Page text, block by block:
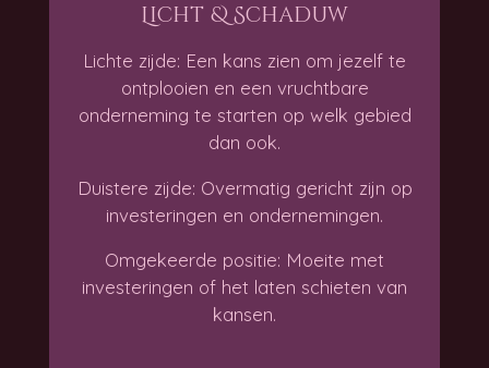
Licht & Schaduw
Lichte zijde: Een kans zien om jezelf te
ontplooien en een vruchtbare
onderneming te starten op welk gebied
dan ook.
Duistere zijde: Overmatig gericht zijn op
investeringen en ondernemingen.
Omgekeerde positie: Moeite met
investeringen of het laten schieten van
kansen.